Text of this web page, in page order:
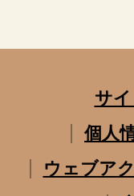
サ
個人
ウェブア